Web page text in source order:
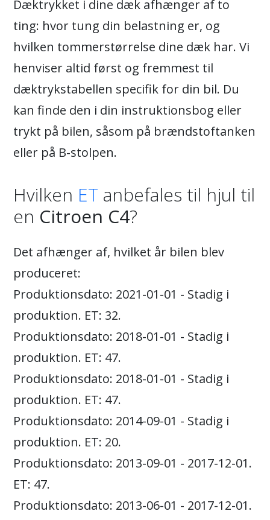
Dæktrykket i dine dæk afhænger af to
ting: hvor tung din belastning er, og
hvilken tommerstørrelse dine dæk har. Vi
henviser altid først og fremmest til
dæktrykstabellen specifik for din bil. Du
kan finde den i din instruktionsbog eller
trykt på bilen, såsom på brændstoftanken
eller på B-stolpen.
Hvilken ET anbefales til hjul til
en Citroen C4?
Det afhænger af, hvilket år bilen blev
produceret:
Produktionsdato: 2021-01-01 - Stadig i
produktion. ET: 32.
Produktionsdato: 2018-01-01 - Stadig i
produktion. ET: 47.
Produktionsdato: 2018-01-01 - Stadig i
produktion. ET: 47.
Produktionsdato: 2014-09-01 - Stadig i
produktion. ET: 20.
Produktionsdato: 2013-09-01 - 2017-12-01.
ET: 47.
Produktionsdato: 2013-06-01 - 2017-12-01.